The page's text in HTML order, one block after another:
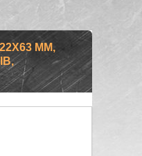
ММ,